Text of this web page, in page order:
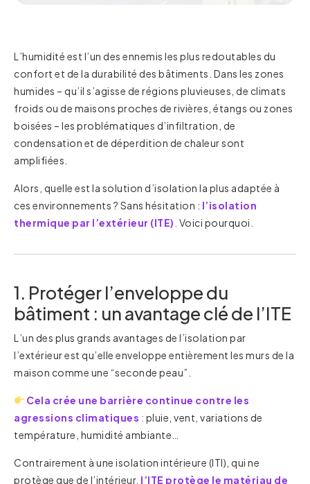
L’humidité est l’un des ennemis les plus redoutables du
confort et de la durabilité des bâtiments. Dans les zones
humides – qu’il s’agisse de régions pluvieuses, de climats
froids ou de maisons proches de rivières, étangs ou zones
boisées – les problématiques d’infiltration, de
condensation et de déperdition de chaleur sont
amplifiées.
Alors, quelle est la solution d’isolation la plus adaptée à
ces environnements ? Sans hésitation : l’isolation
thermique par l’extérieur (ITE) Voici pourquoi.
1. Protéger l’enveloppe du
bâtiment : un avantage clé de l’ITE
L’un des plus grands avantages de l’isolation par
l’extérieur est qu’elle enveloppe entièrement les murs de la
maison comme une “seconde peau”.
Cela crée une barrière continue contre les
agressions climatiques : pluie, vent, variations de
température, humidité ambiante…
Contrairement à une isolation intérieure (ITI), qui ne
protège que de l’intérieur, l’ITE protège le matériau de